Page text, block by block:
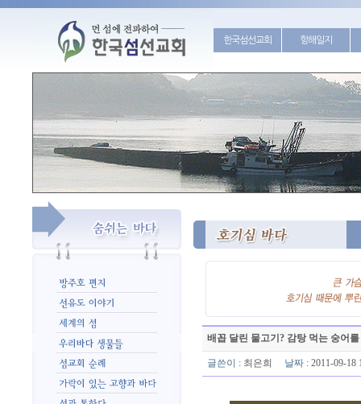
한국섬선교회 항해일지
배꼽 달린 물고기? 감탕 먹는 숭어를
글쓴이 : 최은희 날짜: 2011-09-